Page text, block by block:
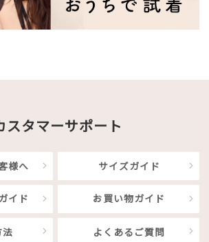
スタマーサポート
様へ サイズガイド
イド お買い物ガイド
よくあるご質問